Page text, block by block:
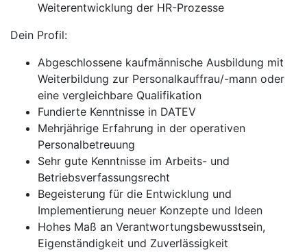
Weiterentwicklung der HR-Prozesse
Dein Profil:
Abgeschlossene kaufmännische Ausbildung mit
Weiterbildung zur Personalkauffrau/-mann oder
eine vergleichbare Qualifikation
Fundierte Kenntnisse in DATEV
Mehrjährige Erfahrung in der operativen
Personalbetreuung
Sehr gute Kenntnisse im Arbeits- und
Betriebsverfassungsrecht
Begeisterung für die Entwicklung und
Implementierung neuer Konzepte und Ideen
Hohes Maß an Verantwortungsbewusstsein,
Eigenständigkeit und Zuverlässigkeit